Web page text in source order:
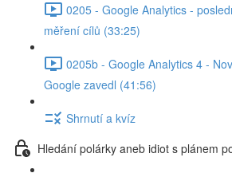
0205 - Google Analytics -
měření cílů (33:25)
0205b - Google Analytics 4 -
Google zavedl (41:56)
Shrnutí a kvíz
Hledání polárky aneb idiot s plánem